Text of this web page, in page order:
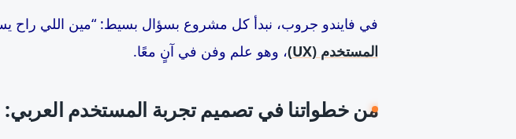
في فايندو جروب، نبدأ كل مشروع بسؤال بسيط: “مين اللي راح
المستخدم (UX) ، وهو علم وفن في آنٍ معًا.
من خطواتنا في تصميم تجربة المستخدم العربي: